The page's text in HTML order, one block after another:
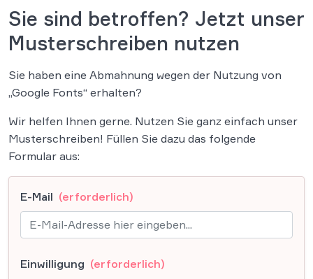
Sie sind betroffen? Jetzt unser
Musterschreiben nutzen
Sie haben eine Abmahnung wegen der Nutzung von
„Google Fonts“ erhalten?
Wir helfen Ihnen gerne. Nutzen Sie ganz einfach unser
Musterschreiben! Füllen Sie dazu das folgende
Formular aus:
E-Mail (erforderlich)
Einwilligung (erforderlich)